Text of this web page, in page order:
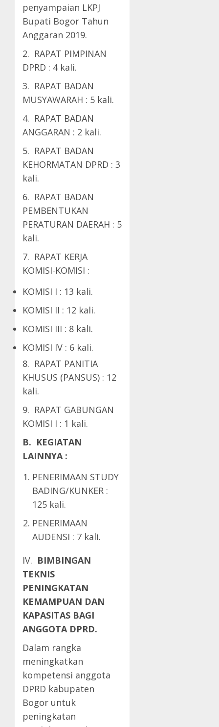
penyampaian LKPJ
Bupati Bogor Tahun
Anggaran 2019.
2. RAPAT PIMPINAN
DPRD : 4 kali.
3. RAPAT BADAN
MUSYAWARAH : 5 kali.
4. RAPAT BADAN
ANGGARAN : 2 kali.
5. RAPAT BADAN
KEHORMATAN DPRD : 3
kali.
6. RAPAT BADAN
PEMBENTUKAN
PERATURAN DAERAH : 5
kali.
7. RAPAT KERJA
KOMISI-KOMISI :
KOMISI I : 13 kali.
KOMISI II : 12 kali.
KOMISI III : 8 kali.
KOMISI IV : 6 kali.
8. RAPAT PANITIA
KHUSUS (PANSUS) : 12
kali.
9. RAPAT GABUNGAN
KOMISI I : 1 kali.
B. KEGIATAN
LAINNYA :
PENERIMAAN STUDY
BADING/KUNKER :
125 kali.
PENERIMAAN
AUDENSI : 7 kali.
IV. BIMBINGAN
TEKNIS
PENINGKATAN
KEMAMPUAN DAN
KAPASITAS BAGI
ANGGOTA DPRD.
Dalam rangka
meningkatkan
kompetensi anggota
DPRD kabupaten
Bogor untuk
peningkatan